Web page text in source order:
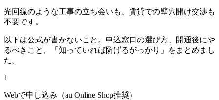
光回線のような工事の立ち会いも、賃貸での壁穴開け交渉も
不要です。
以下は公式が書かないこと。申込窓口の選び方、開通後にや
るべきこと、「知っていれば防げるがっかり」をまとめまし
た。
1
Webで申し込み（au Online Shop推奨）